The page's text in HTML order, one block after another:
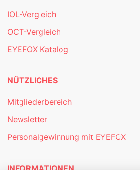
IOL-Vergleich
OCT-Vergleich
EYEFOX Katalog
NÜTZLICHES
Mitgliederbereich
Newsletter
Personalgewinnung mit EYEFOX
INFORMATIONEN